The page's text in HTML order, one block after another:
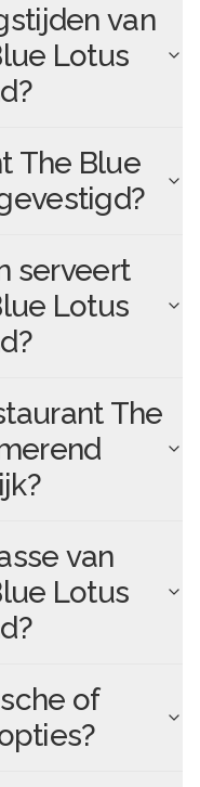
van
Lotus
?
The Blue
serveert
Lotus
?
The
van
Lotus
?
of